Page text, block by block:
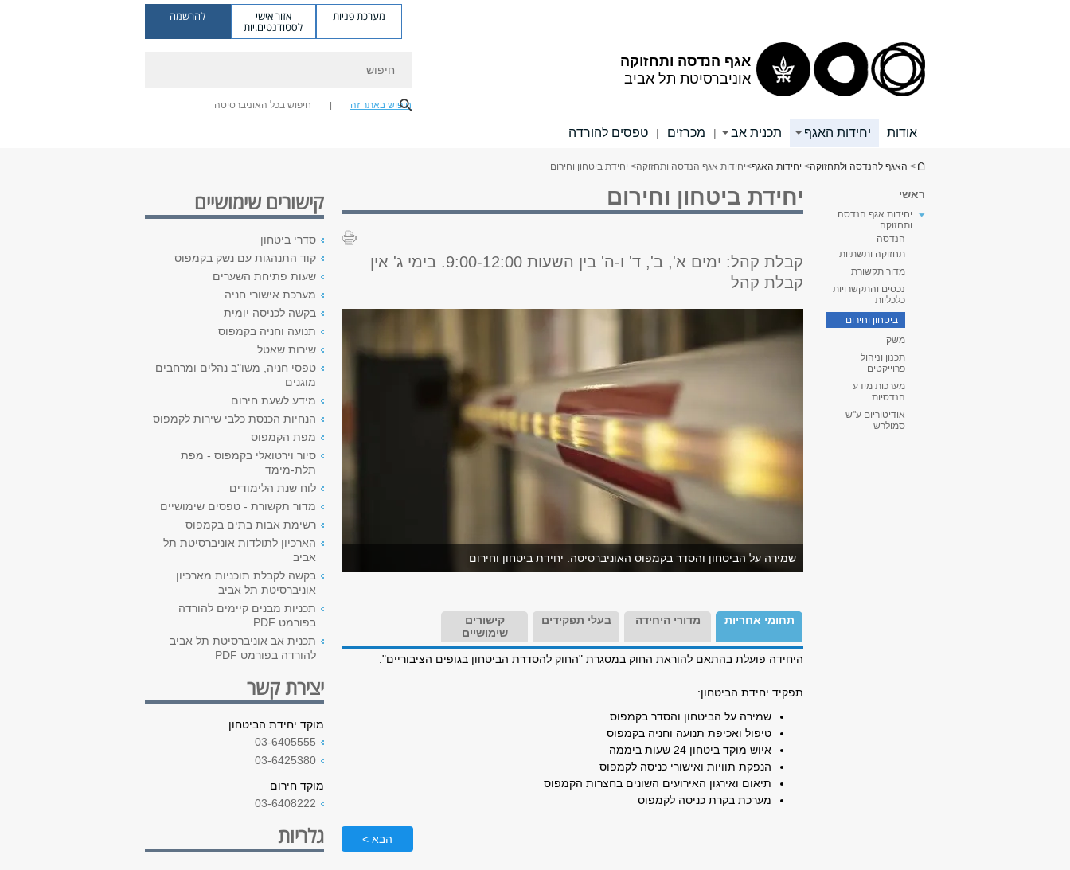
אגף הנדסה ותחזוקה
אוניברסיטת תל אביב
מערכת פניות אזור אישי
לסטודנטים.יות
להרשמה
חיפוש באתר זה חיפוש בכל האוניברסיטה
אודות יחידות האגף תכנית אב | מכרזים | טפסים להורדה
הינך נמצא כאן
> האגף להנדסה ולתחזוקה> יחידות האגף>יחידות אגף הנדסה ותחזוקה> יחידת ביטחון וחירום
ראשי
יחידות אגף הנדסה
ותחזוקה
הנדסה
תחזוקה ותשתיות
מדור תקשורת
נכסים והתקשרויות
כלכליות
ביטחון וחירום
משק
תכנון וניהול
פרוייקטים
מערכות מידע
הנדסיות
אודיטוריום ע"ש
סמולרש
יחידת ביטחון וחירום
קבלת קהל: ימים א', ב', ד' ו-ה' בין השעות 9:00-12:00. בימי ג' אין
קבלת קהל
שמירה על הביטחון והסדר בקמפוס האוניברסיטה. יחידת ביטחון וחירום
תחומי אחריות מדורי היחידה בעלי תפקידים
קישורים
שימושיים
היחידה פועלת בהתאם להוראת החוק במסגרת "החוק להסדרת הביטחון בגופים הציבוריים".
תפקיד יחידת הביטחון:
שמירה על הביטחון והסדר בקמפוס
טיפול ואכיפת תנועה וחניה בקמפוס
איוש מוקד ביטחון 24 שעות ביממה
הנפקת תוויות ואישורי כניסה לקמפוס
תיאום ואירגון האירועים השונים בחצרות הקמפוס​
מערכת בקרת כניסה לקמפוס
הבא >
קישורים שימושיים
סדרי ביטחון
קוד התנהגות עם נשק בקמפוס
שעות פתיחת השערים
מערכת אישורי חניה
בקשה לכניסה יומית
תנועה וחניה בקמפוס
שירות שאטל
טפסי חניה, משו"ב נהלים ומרחבים
מוגנים
מידע לשעת חירום
הנחיות הכנסת כלבי שירות לקמפוס
מפת הקמפוס
סיור וירטואלי בקמפוס - מפת
תלת-מימד
לוח שנת הלימודים
מדור תקשורת - טפסים שימושיים
רשימת אבות בתים בקמפוס
הארכיון לתולדות אוניברסיטת תל
אביב
בקשה לקבלת תוכניות מארכיון
אוניברסיטת תל אביב
תכניות מבנים קיימים להורדה
בפורמט PDF
תכנית אב אוניברסיטת תל אביב
להורדה בפורמט PDF
יצירת קשר
מוקד יחידת הביטחון
03-6405555
03-6425380
מוקד חירום
03-6408222
גלריות